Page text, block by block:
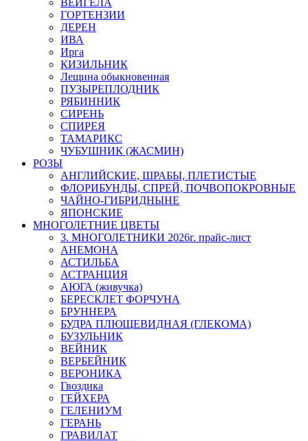
ГОРТЕНЗИИ
ДЕРЕН
ИВА
Ирга
КИЗИЛЬНИК
Лещина обыкновенная
ПУЗЫРЕПЛОДНИК
РЯБИННИК
СИРЕНЬ
СПИРЕЯ
ТАМАРИКС
ЧУБУШНИК (ЖАСМИН)
РОЗЫ
АНГЛИЙСКИЕ, ШРАБЫ, ПЛЕТИСТЫЕ
ФЛОРИБУНДЫ, СПРЕЙ, ПОЧВОПОКРОВНЫЕ
ЧАЙНО-ГИБРИДНЫНЕ
ЯПОНСКИЕ
МНОГОЛЕТНИЕ ЦВЕТЫ
3. МНОГОЛЕТНИКИ 2026г. прайс-лист
АНЕМОНА
АСТИЛЬБА
АСТРАНЦИЯ
АЮГА (живучка)
БЕРЕСКЛЕТ ФОРЧУНА
БРУННЕРА
БУДРА ПЛЮЩЕВИДНАЯ (ГЛЕКОМА)
БУЗУЛЬНИК
ВЕЙНИК
ВЕРБЕЙНИК
ВЕРОНИКА
Гвоздика
ГЕЙХЕРА
ГЕЛЕНИУМ
ГЕРАНЬ
ГРАВИЛАТ